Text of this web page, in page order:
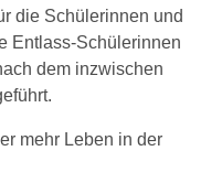
die Schülerinnen und
Entlass-Schülerinnen
dem inzwischen
mehr Leben in der